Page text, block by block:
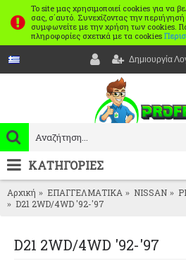
Το site μας χρησιμοποιεί cookies για να
σας, σ΄αυτό. Συνεχίζοντας την
συμφωνείτε με την χρήση των cookies.
πληροφορίες σχετικά με τα cookies
Δημιουργία
ΚΑΤΗΓΟΡΙΕΣ
Αρχική ΕΠΑΓΓΕΛΜΑΤΙΚΑ NISSAN
D21 2WD/4WD '92-'97
D21 2WD/4WD '92-'97